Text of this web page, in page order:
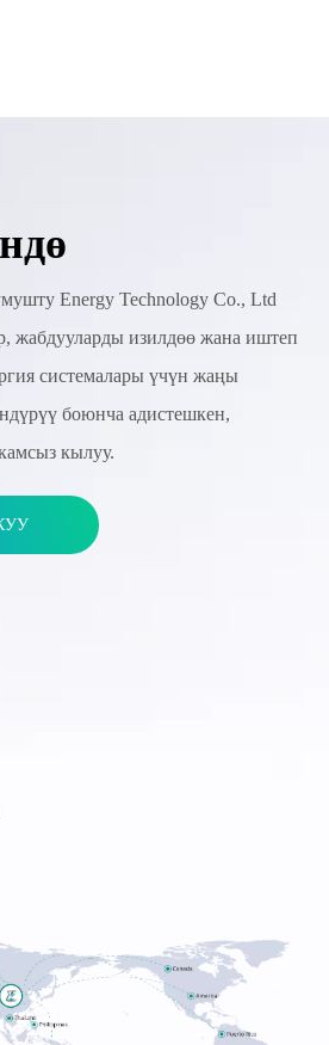
Energy Technology Co., Ltd
жабдууларды изилдөө жана иштеп
системалары үчүн жаңы
боюнча адистешкен,
кылуу.